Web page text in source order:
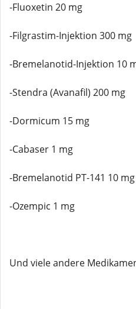
-Fluoxetin 20 mg
-Filgrastim-Injektion 300 mg
-Bremelanotid-Injektion 10
-Stendra (Avanafil) 200 mg
-Dormicum 15 mg
-Cabaser 1 mg
-Bremelanotid PT-141 10 mg
-Ozempic 1 mg
Und viele andere